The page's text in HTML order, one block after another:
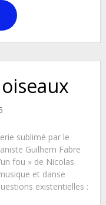
sublimé par le
Guilhem Fabre
fou » de Nicolas
et danse
existentielles :